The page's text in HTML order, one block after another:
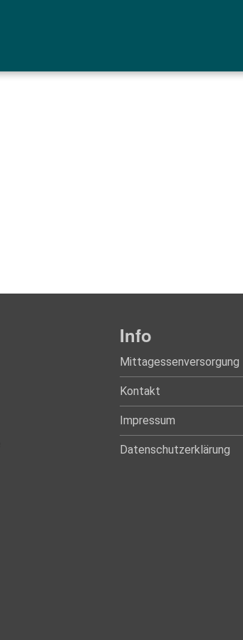
Info
Mittagessenversorgung
Kontakt
Impressum
Datenschutzerklärung